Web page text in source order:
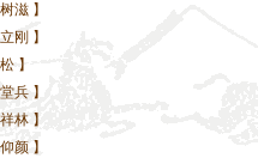
滋 】
刚 】
】
兵 】
林 】
颜 】